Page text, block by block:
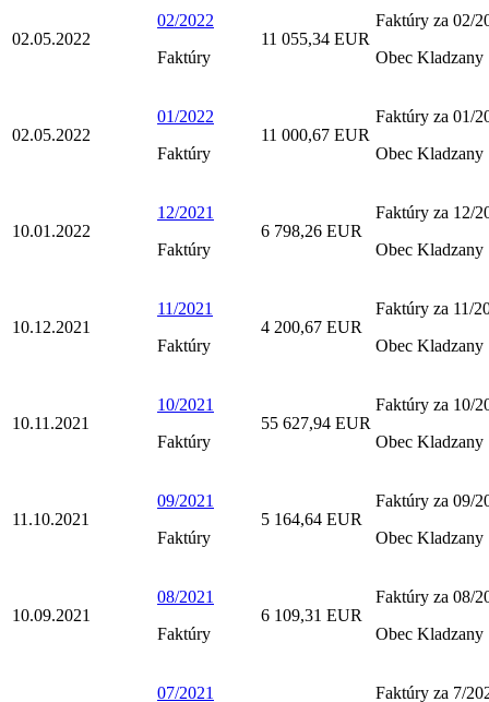
02.05.2022
02/2022
Faktúry
11 055,34 EUR
Faktúry za 02/
Obec Kladzany
02.05.2022
01/2022
Faktúry
11 000,67 EUR
Faktúry za 01/
Obec Kladzany
10.01.2022
12/2021
Faktúry
6 798,26 EUR
Faktúry za 12/
Obec Kladzany
10.12.2021
11/2021
Faktúry
4 200,67 EUR
Faktúry za 11/
Obec Kladzany
10.11.2021
10/2021
Faktúry
55 627,94 EUR
Faktúry za 10/
Obec Kladzany
11.10.2021
09/2021
Faktúry
5 164,64 EUR
Faktúry za 09/
Obec Kladzany
10.09.2021
08/2021
Faktúry
6 109,31 EUR
Faktúry za 08/
Obec Kladzany
07/2021
Faktúry za 7/